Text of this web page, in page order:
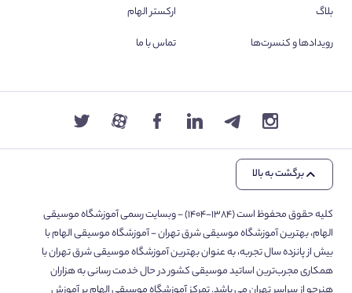
بلاگ
رویدادها و کنسرت‌ها
ارکستر الهام
تماس با ما
برگشت به بالا
کلیه حقوق محفوظ است (۱۳۸۴-۱۴۰۴) - وبسایت رسمی آموزشگاه موسیقی
الهام، بهترین آموزشگاه موسیقی شرق تهران - آموزشگاه موسیقی الهام با
بیش از پانزده سال تجربه، به عنوان بهترین آموزشگاه موسیقی شرق تهران با
همکاری مجرب‌ترین اساتید موسیقی کشور در حال خدمت رسانی به هزاران